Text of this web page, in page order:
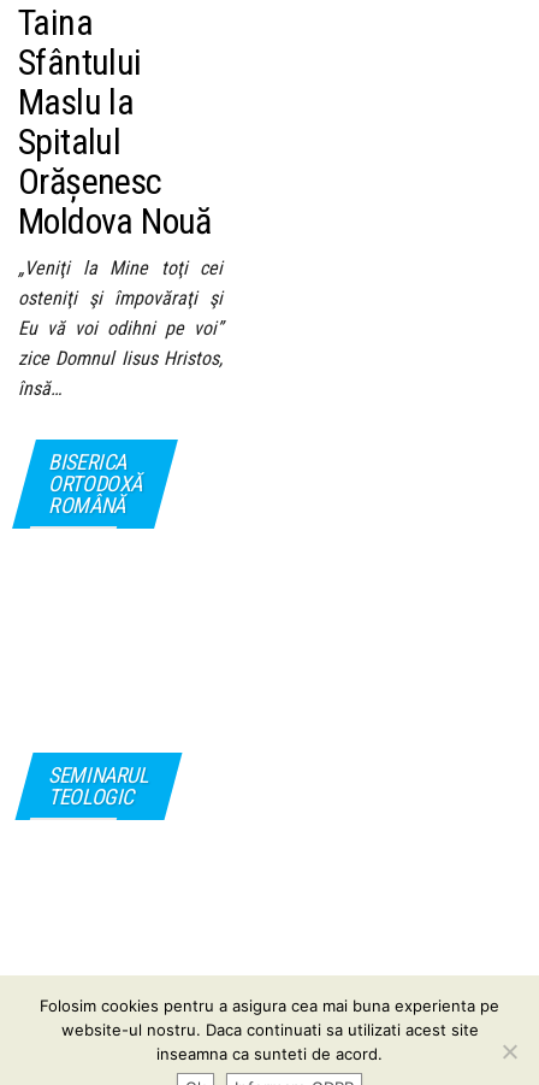
Taina
Sfântului
Maslu la
Spitalul
Orășenesc
Moldova Nouă
„Veniţi la Mine toţi cei
osteniţi şi împovăraţi şi
Eu vă voi odihni pe voi”
zice Domnul Iisus Hristos,
însă…
BISERICA
ORTODOXĂ
ROMÂNĂ
SEMINARUL
TEOLOGIC
Informare GDPR| Conținutul acestui website vă este pus
la dispoziţie sub termeniiCC BY-SA 3.0
Folosim cookies pentru a asigura cea mai buna experienta pe
website-ul nostru. Daca continuati sa utilizati acest site
inseamna ca sunteti de acord.